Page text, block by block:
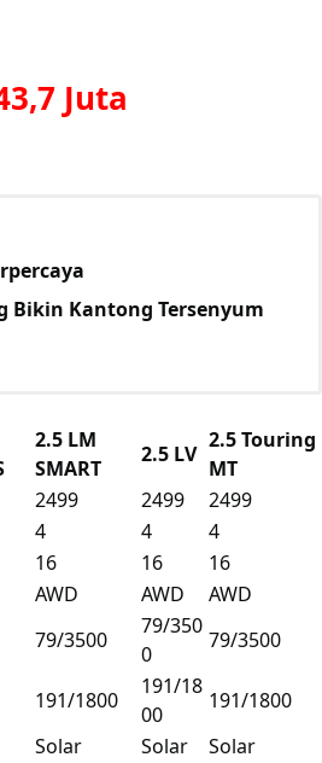
Juta
Bikin Kantong Tersenyum
2.5 LM
SMART
2.5 LV
2.5 Touring
MT
2499 2499
2499
4 4
4
16 16 16
AWD AWD
AWD
79/3500
79/350
0
79/3500
191/1800
191/18
00
191/1800
Solar Solar
Solar